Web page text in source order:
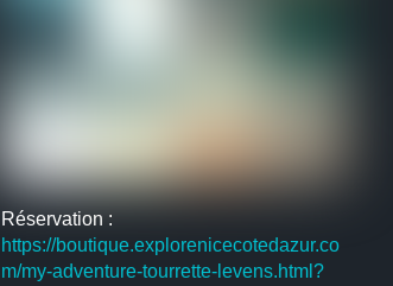
Réservation :
https://boutique.explorenicecotedazur.co
m/my-adventure-tourrette-levens.html?